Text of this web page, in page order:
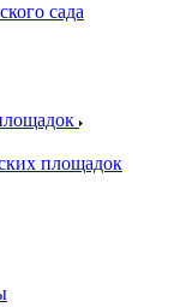
сада
площадок